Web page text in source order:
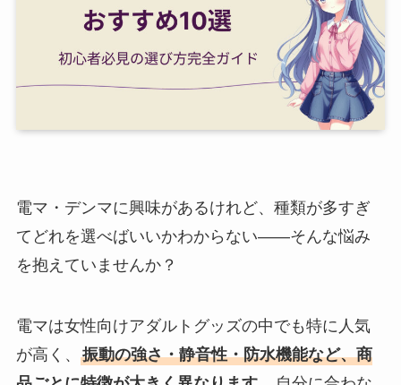
電マ・デンマに興味があるけれど、種類が多すぎ
てどれを選べばいいかわからない——そんな悩み
を抱えていませんか？
電マは女性向けアダルトグッズの中でも特に人気
が高く、 振動の強さ・静音性・防水機能など、商